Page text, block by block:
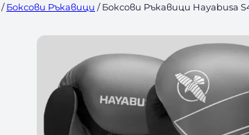
/Боксови Ръкавици / Боксови Ръкавици Hayabusa